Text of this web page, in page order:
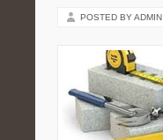
POSTED BY ADMIN